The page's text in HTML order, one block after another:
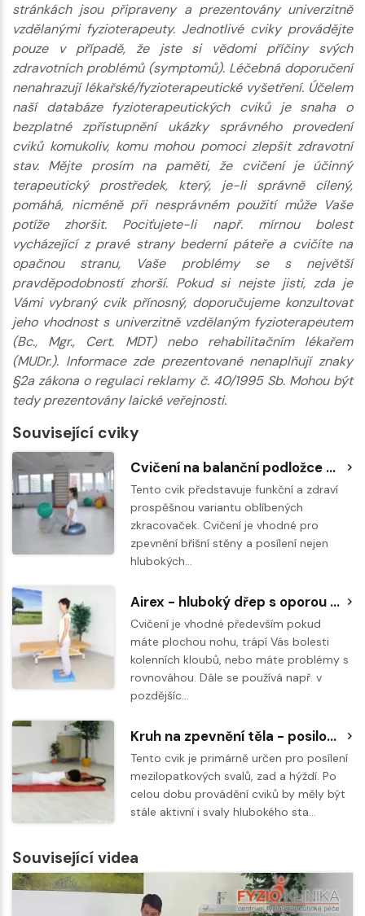
stránkách jsou připraveny a prezentovány univerzitně
vzdělanými fyzioterapeuty. Jednotlivé cviky provádějte
pouze v případě, že jste si vědomi příčiny svých
zdravotních problémů (symptomů). Léčebná doporučení
nenahrazují lékařské/fyzioterapeutické vyšetření. Účelem
naší databáze fyzioterapeutických cviků je snaha o
bezplatné zpřístupnění ukázky správného provedení
cviků komukoliv, komu mohou pomoci zlepšit zdravotní
stav. Mějte prosím na paměti, že cvičení je účinný
terapeutický prostředek, který, je-li správně cílený,
pomáhá, nicméně při nesprávném použití může Vaše
potíže zhoršit. Pociťujete-li např. mírnou bolest
vycházející z pravé strany bederní páteře a cvičíte na
opačnou stranu, Vaše problémy se s největší
pravděpodobností zhorší. Pokud si nejste jisti, zda je
Vámi vybraný cvik přínosný, doporučujeme konzultovat
jeho vhodnost s univerzitně vzdělaným fyzioterapeutem
(Bc., Mgr., Cert. MDT) nebo rehabilitačním lékařem
(MUDr.). Informace zde prezentované nenaplňují znaky
§2a zákona o regulaci reklamy č. 40/1995 Sb. Mohou být
tedy prezentovány laické veřejnosti.
Související cviky
Cvičení na balanční podložce BOSU - zkracovačky
Tento cvik představuje funkční a zdraví
prospěšnou variantu oblíbených
zkracovaček. Cvičení je vhodné pro
zpevnění břišní stěny a posílení nejen
hlubokých…
Airex - hluboký dřep s oporou celých chodidel
Cvičení je vhodné především pokud
máte plochou nohu, trápí Vás bolesti
kolenních kloubů, nebo máte problémy s
rovnováhou. Dále se používá např. v
pozdějšíc…
Kruh na zpevnění těla - posilování mezilopatkových svalů, zad a hýždí
Tento cvik je primárně určen pro posílení
mezilopatkových svalů, zad a hýždí. Po
celou dobu provádění cviků by měly být
stále aktivní i svaly hlubokého sta…
Související videa